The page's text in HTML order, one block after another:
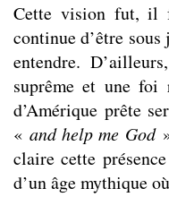
Cette vision fut, il
continue d’être
entendre.
suprême et une foi
d’Amérique prête
«and help me God»
claire cette
d’un âge mythique